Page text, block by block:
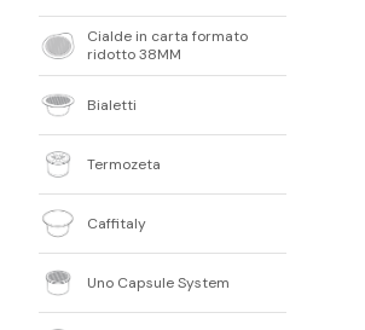
Cialde in carta formato
ridotto 38MM
Bialetti
Termozeta
Caffitaly
Uno Capsule System